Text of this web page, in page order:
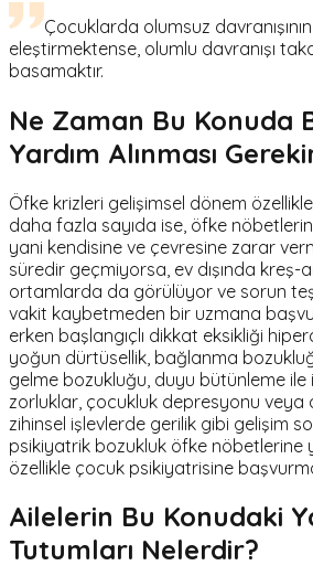
Çocuklarda olumsuz
eleştirmektense, olumlu davranışı
basamaktır.
Ne Zaman Bu Konuda
Yardım Alınması
Öfke krizleri gelişimsel dönem
daha fazla sayıda ise, öfke
yani kendisine ve çevresine zarar
süredir geçmiyorsa, ev dışında
ortamlarda da görülüyor ve sorun
vakit kaybetmeden bir uzmana
erken başlangıçlı dikkat eksikliği
yoğun dürtüsellik, bağlanma
gelme bozukluğu, duyu bütünleme ile
zorluklar, çocukluk depresyonu veya
zihinsel işlevlerde gerilik gibi gelişim
psikiyatrik bozukluk öfke nöbetlerine
özellikle çocuk psikiyatrisine
Ailelerin Bu Konudaki
Tutumları Nelerdir?